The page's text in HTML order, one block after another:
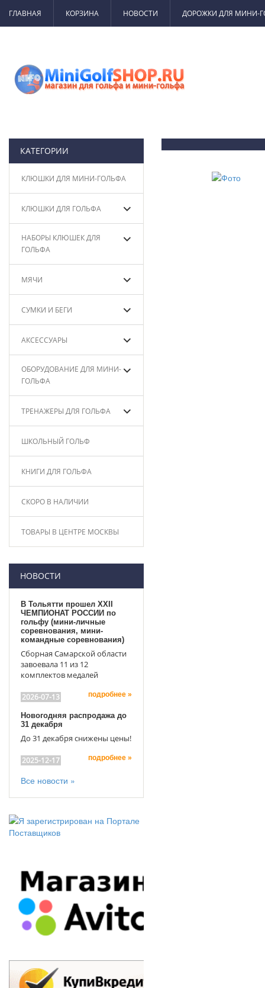
ГЛАВНАЯ КОРЗИНА НОВОСТИ ДОРОЖКИ ДЛЯ МИНИ-
КАТЕГОРИИ
КЛЮШКИ ДЛЯ МИНИ-ГОЛЬФА
КЛЮШКИ ДЛЯ ГОЛЬФА
НАБОРЫ КЛЮШЕК ДЛЯ
ГОЛЬФА
МЯЧИ
СУМКИ И БЕГИ
АКСЕССУАРЫ
ОБОРУДОВАНИЕ ДЛЯ МИНИ-
ГОЛЬФА
ТРЕНАЖЕРЫ ДЛЯ ГОЛЬФА
ШКОЛЬНЫЙ ГОЛЬФ
КНИГИ ДЛЯ ГОЛЬФА
СКОРО В НАЛИЧИИ
ТОВАРЫ В ЦЕНТРЕ МОСКВЫ
НОВОСТИ
В Тольятти прошел XXII
ЧЕМПИОНАТ РОССИИ по
гольфу (мини-личные
соревнования, мини-
командные соревнования)
Сборная Самарской области
завоевала 11 из 12
комплектов медалей
2026-07-13 подробнее »
Новогодняя распродажа до
31 декабря
До 31 декабря снижены цены!
2025-12-17 подробнее »
Все новости »